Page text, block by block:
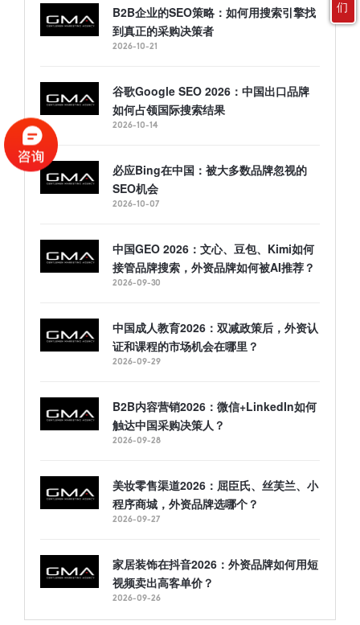
B2B企业的SEO策略：如何用搜索引擎找
到真正的采购决策者
2026-10-21
谷歌Google SEO 2026：中国出口品牌
如何占领国际搜索结果
2026-10-14
必应Bing在中国：被大多数品牌忽视的
SEO机会
2026-10-07
中国GEO 2026：文心、豆包、Kimi如何
接管品牌搜索，外资品牌如何被AI推荐？
2026-09-30
中国成人教育2026：双减政策后，外资认
证和课程的市场机会在哪里？
2026-09-29
B2B内容营销2026：微信+LinkedIn如何
触达中国采购决策人？
2026-09-28
美妆零售渠道2026：屈臣氏、丝芙兰、小
程序商城，外资品牌选哪个？
2026-09-27
家居装饰在抖音2026：外资品牌如何用短
视频卖出高客单价？
2026-09-26
们